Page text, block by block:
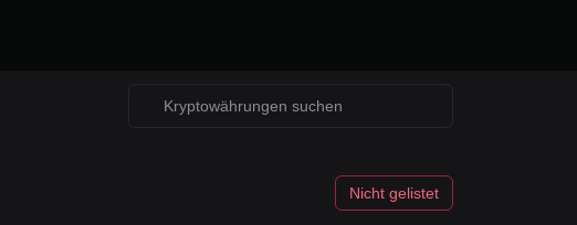
Nicht gelistet